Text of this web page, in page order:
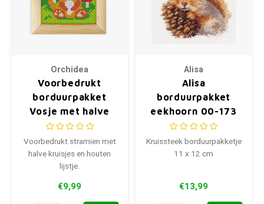
Orchidea
Voorbedrukt
borduurpakket
Vosje met halve
kruisjes 11 x 11 cm
Voorbedrukt stramien met
halve kruisjes en houten
lijstje.
€9,99
Alisa
Alisa
borduurpakket
eekhoorn 00-173
Kruissteek borduurpakketje
11 x 12 cm
€13,99